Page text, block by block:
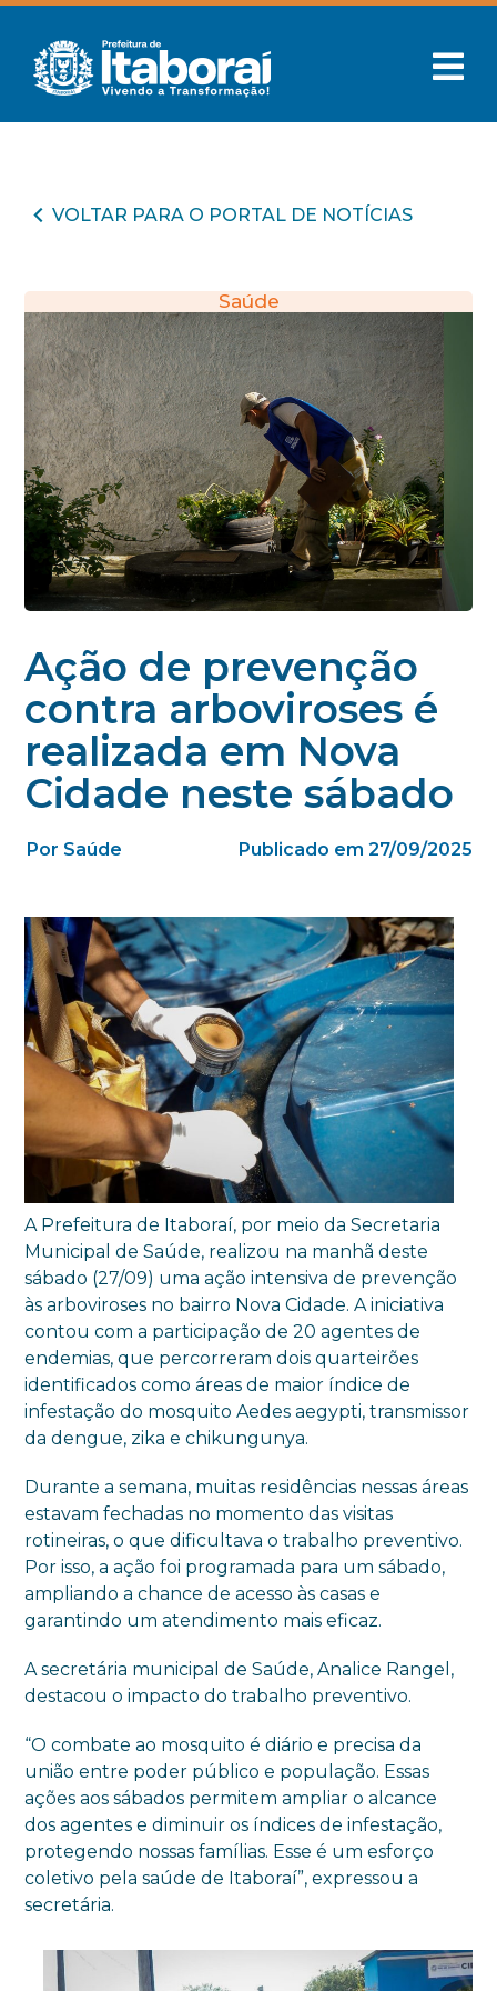
VOLTAR PARA O PORTAL DE NOTÍCIAS
Saúde
Ação de prevenção
contra arboviroses é
realizada em Nova
Cidade neste sábado
Por Saúde Publicado em 27/09/2025
A Prefeitura de Itaboraí, por meio da Secretaria
Municipal de Saúde, realizou na manhã deste
sábado (27/09) uma ação intensiva de prevenção
às arboviroses no bairro Nova Cidade. A iniciativa
contou com a participação de 20 agentes de
endemias, que percorreram dois quarteirões
identificados como áreas de maior índice de
infestação do mosquito Aedes aegypti, transmissor
da dengue, zika e chikungunya.
Durante a semana, muitas residências nessas áreas
estavam fechadas no momento das visitas
rotineiras, o que dificultava o trabalho preventivo.
Por isso, a ação foi programada para um sábado,
ampliando a chance de acesso às casas e
garantindo um atendimento mais eficaz.
A secretária municipal de Saúde, Analice Rangel,
destacou o impacto do trabalho preventivo.
“O combate ao mosquito é diário e precisa da
união entre poder público e população. Essas
ações aos sábados permitem ampliar o alcance
dos agentes e diminuir os índices de infestação,
protegendo nossas famílias. Esse é um esforço
coletivo pela saúde de Itaboraí”, expressou a
secretária.